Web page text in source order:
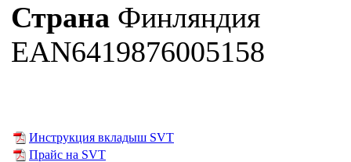
Страна Финляндия
EAN6419876005158
Инструкция вкладыш SVT
Прайс на SVT